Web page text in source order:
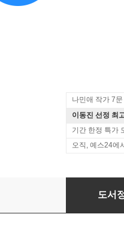
나민애 작가 7
이동진 선정 최
기간 한정 특가
오직, 예스24에
모든 날이 소
도서